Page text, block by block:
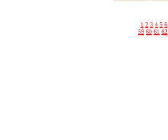
1 2 3 4 5 6
59 60 61 62